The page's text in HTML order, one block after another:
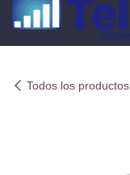
Todos los productos